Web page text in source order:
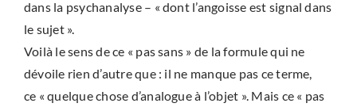
dans la psychanalyse – « dont l’angoisse est signal dans
le sujet ».
Voilà le sens de ce « pas sans » de la formule qui ne
dévoile rien d’autre que : il ne manque pas ce terme,
ce « quelque chose d’analogue à l’objet ». Mais ce « pas